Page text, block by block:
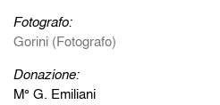
Fotografo:
Gorini (Fotografo)
Donazione:
M° G. Emiliani